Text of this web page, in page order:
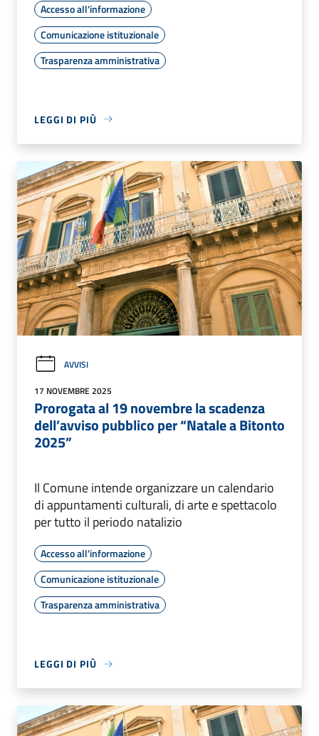
Accesso all'informazione
Comunicazione istituzionale
Trasparenza amministrativa
LEGGI DI PIÙ
AVVISI
17 NOVEMBRE 2025
Prorogata al 19 novembre la scadenza
dell’avviso pubblico per “Natale a Bitonto
2025”
Il Comune intende organizzare un calendario
di appuntamenti culturali, di arte e spettacolo
per tutto il periodo natalizio
Accesso all'informazione
Comunicazione istituzionale
Trasparenza amministrativa
LEGGI DI PIÙ